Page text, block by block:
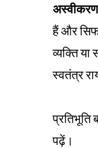
अस्वीकरण
हैं और
व्यक्ति या
स्वतंत्र
प्रतिभूति
पढ़ें।